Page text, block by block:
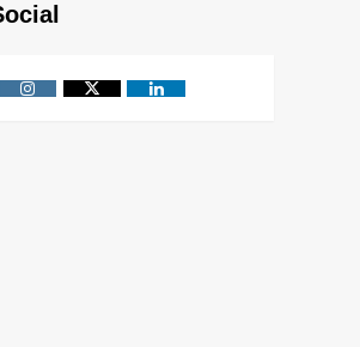
InstagramTwitter Linkedin